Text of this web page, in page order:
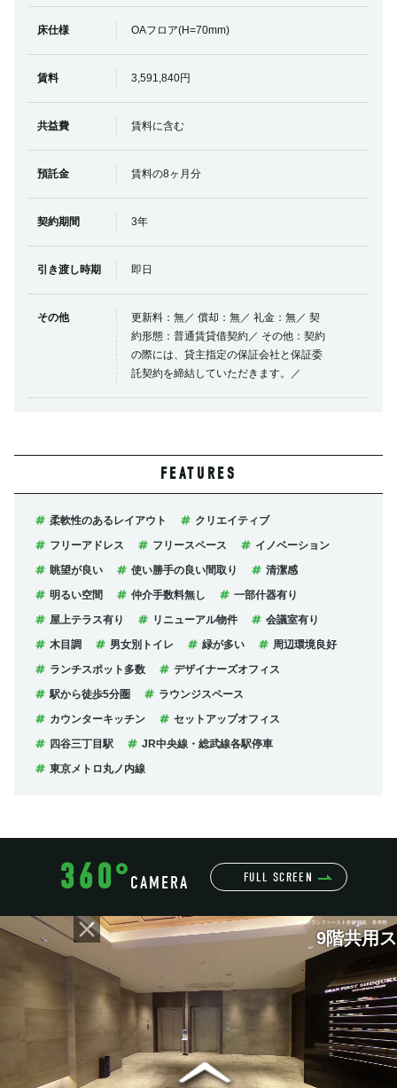
床仕様 OAフロア(H=70mm)
賃料 3,591,840円
共益費 賃料に含む
預託金 賃料の8ヶ月分
契約期間 3年
引き渡し時期 即日
その他
更新料：無／ 償却：無／ 礼金：無／ 契
約形態：普通賃貸借契約／ その他：契約
の際には、貸主指定の保証会社と保証委
託契約を締結していただきます。／
FEATURES
柔軟性のあるレイアウト
クリエイティブ
フリーアドレス
フリースペース
イノベーション
眺望が良い
使い勝手の良い間取り
清潔感
明るい空間
仲介手数料無し
一部什器有り
屋上テラス有り
リニューアル物件
会議室有り
木目調
男女別トイレ 緑が多い
周辺環境良好
ランチスポット多数
デザイナーズオフィス
駅から徒歩5分圏
ラウンジスペース
カウンターキッチン
セットアップオフィス
四谷三丁目駅
JR中央線・総武線各駅停車
東京メトロ丸ノ内線
360°CAMERA FULL SCREEN